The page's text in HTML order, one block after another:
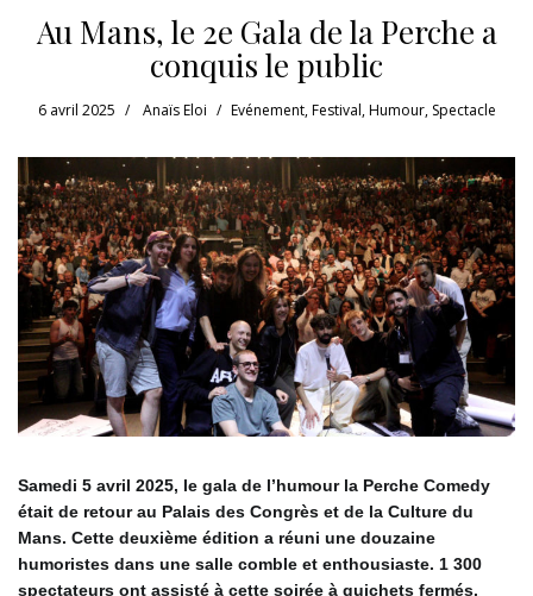
Au Mans, le 2e Gala de la Perche a
conquis le public
6 avril 2025 Anaïs Eloi Evénement,Festival,Humour, Spectacle
Samedi 5 avril 2025, le gala de l’humour la Perche Comedy
était de retour au Palais des Congrès et de la Culture du
Mans. Cette deuxième édition a réuni une douzaine
humoristes dans une salle comble et enthousiaste. 1 300
spectateurs ont assisté à cette soirée à guichets fermés.